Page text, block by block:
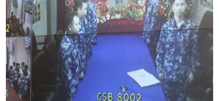
Chính phủ với người dân
Quốc hội với cử tri
Xây dựng đảng
Đảng trong cuộc sống
Nhận diện sự thật
Pháp luật và đời sống
Vấn đề quốc tế
Hồ sơ sự kiện quốc tế
Thế giới & Việt Nam
Biên cương - Một dải vững